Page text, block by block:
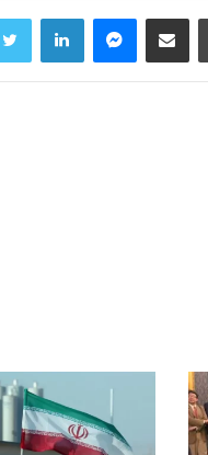
Twitter LinkedIn